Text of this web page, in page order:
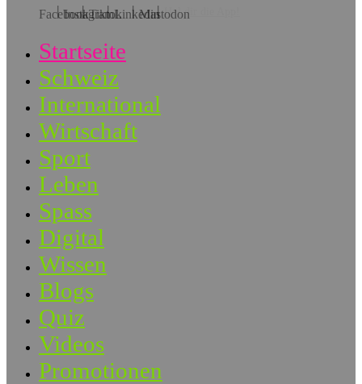
Hol dir die App!
Startseite
Schweiz
International
Wirtschaft
Sport
Leben
Spass
Digital
Wissen
Blogs
Quiz
Videos
Promotionen